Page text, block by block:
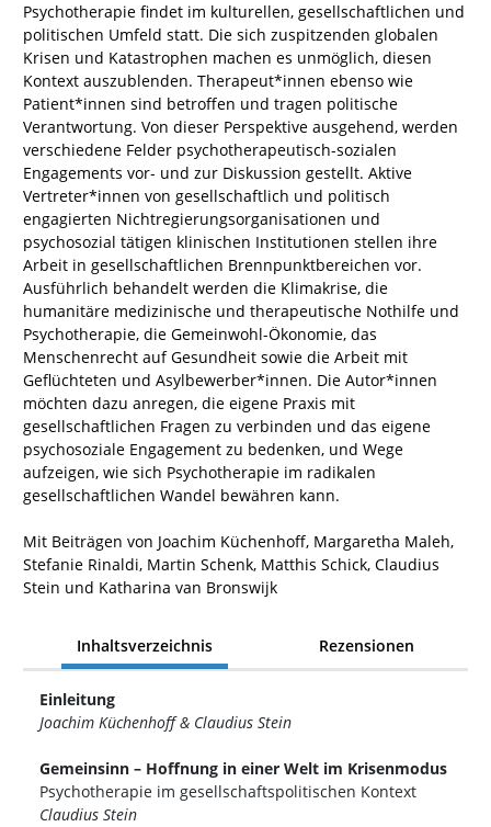
Psychotherapie findet im kulturellen, gesellschaftlichen und
politischen Umfeld statt. Die sich zuspitzenden globalen
Krisen und Katastrophen machen es unmöglich, diesen
Kontext auszublenden. Therapeut*innen ebenso wie
Patient*innen sind betroffen und tragen politische
Verantwortung. Von dieser Perspektive ausgehend, werden
verschiedene Felder psychotherapeutisch-sozialen
Engagements vor- und zur Diskussion gestellt. Aktive
Vertreter*innen von gesellschaftlich und politisch
engagierten Nichtregierungsorganisationen und
psychosozial tätigen klinischen Institutionen stellen ihre
Arbeit in gesellschaftlichen Brennpunktbereichen vor.
Ausführlich behandelt werden die Klimakrise, die
humanitäre medizinische und therapeutische Nothilfe und
Psychotherapie, die Gemeinwohl-Ökonomie, das
Menschenrecht auf Gesundheit sowie die Arbeit mit
Geflüchteten und Asylbewerber*innen. Die Autor*innen
möchten dazu anregen, die eigene Praxis mit
gesellschaftlichen Fragen zu verbinden und das eigene
psychosoziale Engagement zu bedenken, und Wege
aufzeigen, wie sich Psychotherapie im radikalen
gesellschaftlichen Wandel bewähren kann.
Mit Beiträgen von Joachim Küchenhoff, Margaretha Maleh,
Stefanie Rinaldi, Martin Schenk, Matthis Schick, Claudius
Stein und Katharina van Bronswijk
Inhaltsverzeichnis Rezensionen
Einleitung
Joachim Küchenhoff & Claudius Stein
Gemeinsinn – Hoffnung in einer Welt im Krisenmodus
Psychotherapie im gesellschaftspolitischen Kontext
Claudius Stein